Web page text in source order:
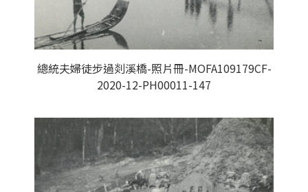
總統夫婦徒步過剡溪橋-照片冊-MOFA109179CF-
2020-12-PH00011-147